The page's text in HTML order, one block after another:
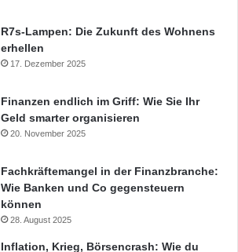
R7s-Lampen: Die Zukunft des Wohnens
erhellen
17. Dezember 2025
Finanzen endlich im Griff: Wie Sie Ihr
Geld smarter organisieren
20. November 2025
Fachkräftemangel in der Finanzbranche:
Wie Banken und Co gegensteuern
können
28. August 2025
Inflation, Krieg, Börsencrash: Wie du